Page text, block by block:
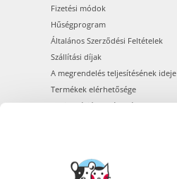
Fizetési módok
Hűségprogram
Általános Szerződési Feltételek
Szállítási díjak
A megrendelés teljesítésének ideje
Termékek elérhetősége
Regisztráció webáruházunkban